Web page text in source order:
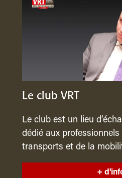
Le club VRT
Le club est un lieu
dédié aux
transports et de la
+